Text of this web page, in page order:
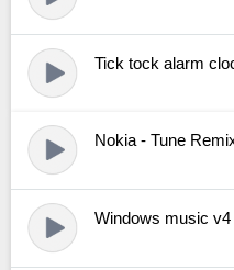
Tick tock alarm
Nokia - Tune
Windows music v4